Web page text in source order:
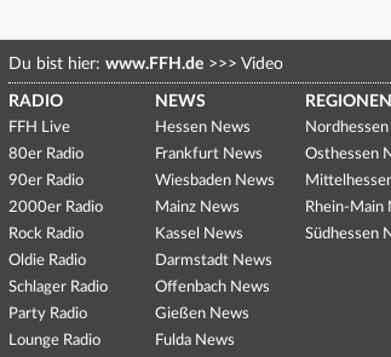
Du bist hier: www.FFH.de >>> Video
RADIO
FFH Live
80er Radio
90er Radio
2000er Radio
Rock Radio
Oldie Radio
Schlager Radio
Party Radio
Lounge Radio
NEWS
Hessen News
Frankfurt News
Wiesbaden News
Mainz News
Kassel News
Darmstadt News
Offenbach News
Gießen News
Fulda News
REGIONEN
Osthessen
Rhein-Main
Südhessen